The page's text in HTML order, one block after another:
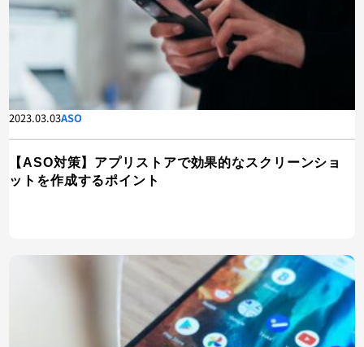
2023.03.03ASO
【ASO対策】アプリストアで効果的なスクリーンショ
ットを作成するポイント